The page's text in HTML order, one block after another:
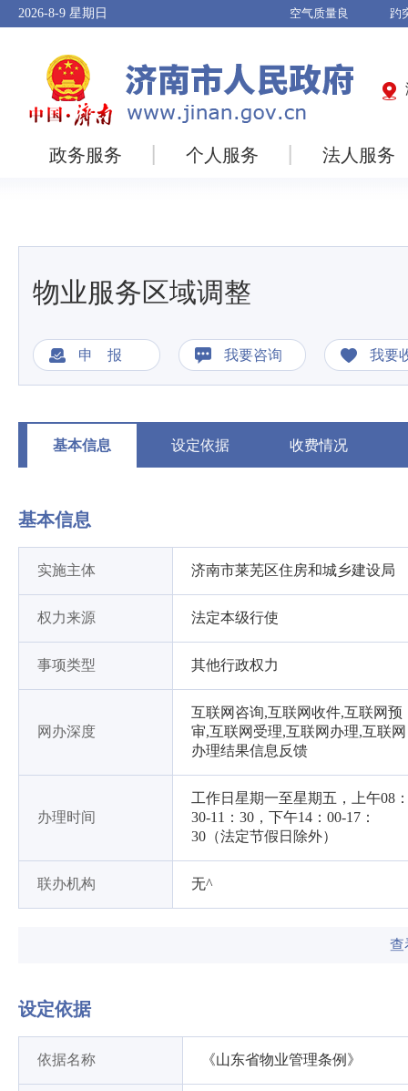
2026-8-9 星期日
政务服务 个人服务 法人服务
物业服务区域调整
申 报 我要咨询 我要
基本信息 设定依据 收费情况
基本信息
实施主体 济南市莱芜区住房和城乡建设局
权力来源 法定本级行使
事项类型 其他行政权力
网办深度
互联网咨询,互联网收件,互联网预
审,互联网受理,互联网办理,互联网
办理结果信息反馈
办理时间
工作日星期一至星期五，上午08
30-11：30，下午14：00-17：
30（法定节假日除外）
联办机构 无^
查
设定依据
依据名称 《山东省物业管理条例》